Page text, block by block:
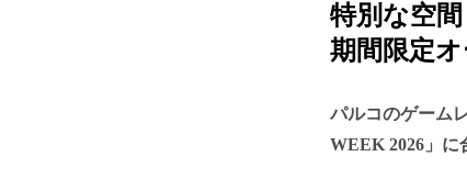
特別な空
期間限定オ
パルコのゲーム
WEEK 2026」に